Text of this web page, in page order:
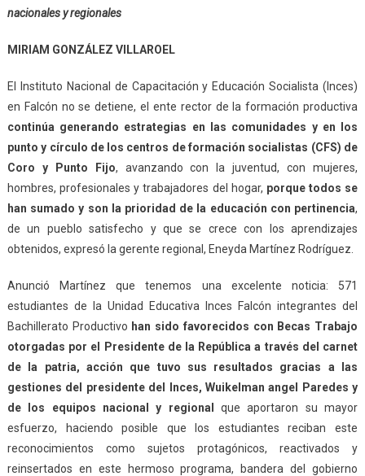
nacionales y regionales
MIRIAM GONZÁLEZ VILLAROEL
El Instituto Nacional de Capacitación y Educación Socialista (Inces)
en Falcón no se detiene, el ente rector de la formación productiva
continúa generando estrategias en las comunidades y en los
punto y círculo de los centros de formación socialistas (CFS) de
Coro y Punto Fijo, avanzando con la juventud, con mujeres,
hombres, profesionales y trabajadores del hogar, porque todos se
han sumado y son la prioridad de la educación con pertinencia,
de un pueblo satisfecho y que se crece con los aprendizajes
obtenidos, expresó la gerente regional, Eneyda Martínez Rodríguez.
Anunció Martínez que tenemos una excelente noticia: 571
estudiantes de la Unidad Educativa Inces Falcón integrantes del
Bachillerato Productivo han sido favorecidos con Becas Trabajo
otorgadas por el Presidente de la República a través del carnet
de la patria, acción que tuvo sus resultados gracias a las
gestiones del presidente del Inces, Wuikelman angel Paredes y
de los equipos nacional y regional
que aportaron su mayor
esfuerzo, haciendo posible que los estudiantes reciban este
reconocimientos como sujetos protagónicos, reactivados y
reinsertados en este hermoso programa, bandera del gobierno